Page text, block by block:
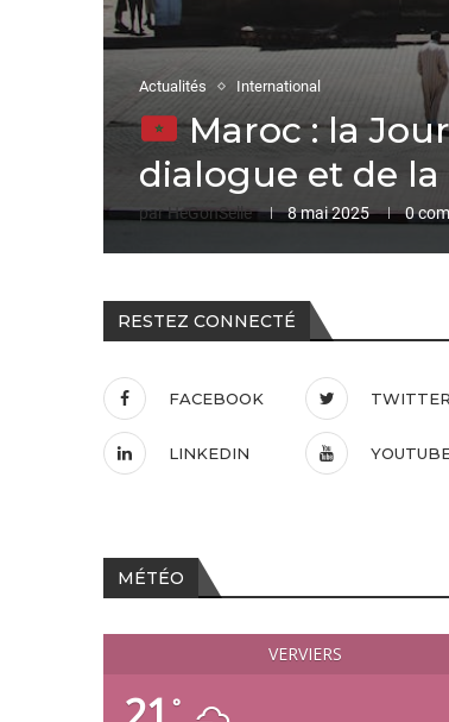
Actualités International
Maroc : la
dialogue et de
parHeGonSelle 8 mai 2025 0
RESTEZ CONNECTÉ
FACEBOOK TWITTER
LINKEDIN
MÉTÉO
VERVIERS
°